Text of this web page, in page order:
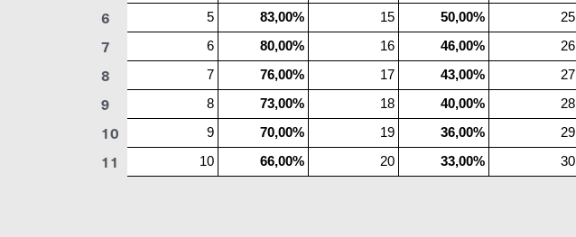
6 5 83,00% 15 50,00% 25
7 6 80,00% 16 46,00% 26
8 7 76,00% 17 43,00% 27
9 8 73,00% 18 40,00% 28
10 9 70,00% 19 36,00% 29
11 10 66,00% 20 33,00% 30